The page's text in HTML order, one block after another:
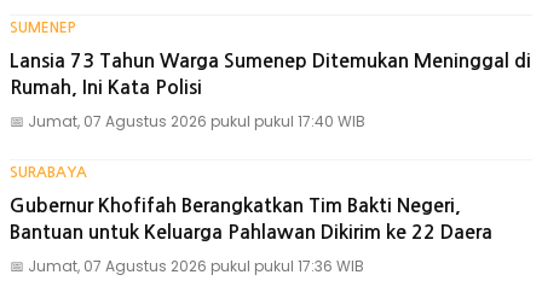
SUMENEP
Lansia 73 Tahun Warga Sumenep Ditemukan Meninggal di
Rumah, Ini Kata Polisi
📅 Jumat, 07 Agustus 2026 pukul pukul 17:40 WIB
SURABAYA
Gubernur Khofifah Berangkatkan Tim Bakti Negeri,
Bantuan untuk Keluarga Pahlawan Dikirim ke 22 Daera
📅 Jumat, 07 Agustus 2026 pukul pukul 17:36 WIB